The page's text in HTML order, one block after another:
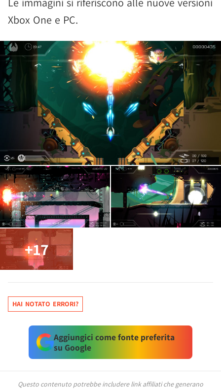
Xbox One e PC.
+17
HAI NOTATO ERRORI?
Aggiungici come fonte preferita
su Google
Questo contenuto potrebbe includere link affiliati che generano